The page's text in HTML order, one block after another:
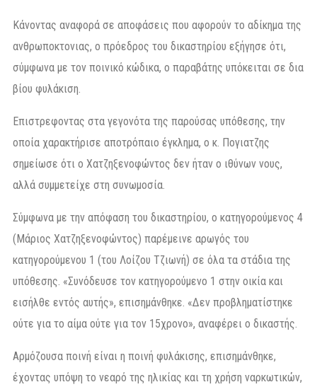
Κάνοντας αναφορά σε αποφάσεις που αφορούν το αδίκημα της
ανθρωποκτονιας, ο πρόεδρος του δικαστηρίου εξήγησε ότι,
σύμφωνα με τον ποινικό κώδικα, ο παραβάτης υπόκειται σε δια
βίου φυλάκιση.
Επιστρεφοντας στα γεγονότα της παρούσας υπόθεσης, την
οποία χαρακτήρισε αποτρόπαιο έγκλημα, ο κ. Πογιατζης
σημείωσε ότι ο Χατζηξενοφώντος δεν ήταν ο ιθύνων νους,
αλλά συμμετείχε στη συνωμοσία.
Σύμφωνα με την απόφαση του δικαστηρίου, ο κατηγορούμενος 4
(Μάριος Χατζηξενοφώντος) παρέμεινε αρωγός του
κατηγορούμενου 1 (του Λοίζου Τζιωνή) σε όλα τα στάδια της
υπόθεσης. «Συνόδευσε τον κατηγορούμενο 1 στην οικία και
εισήλθε εντός αυτής», επισημάνθηκε. «Δεν προβληματίστηκε
ούτε για το αίμα ούτε για τον 15χρονο», αναφέρει ο δικαστής.
Αρμόζουσα ποινή είναι η ποινή φυλάκισης, επισημάνθηκε,
έχοντας υπόψη το νεαρό της ηλικίας και τη χρήση ναρκωτικών,